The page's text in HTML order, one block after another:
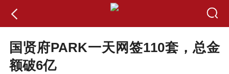
国贤府PARK一天网签110套，总金
额破6亿